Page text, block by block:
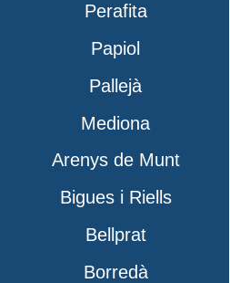
Perafita
Papiol
Pallejà
Mediona
Arenys de Munt
Bigues i Riells
Bellprat
Borredà